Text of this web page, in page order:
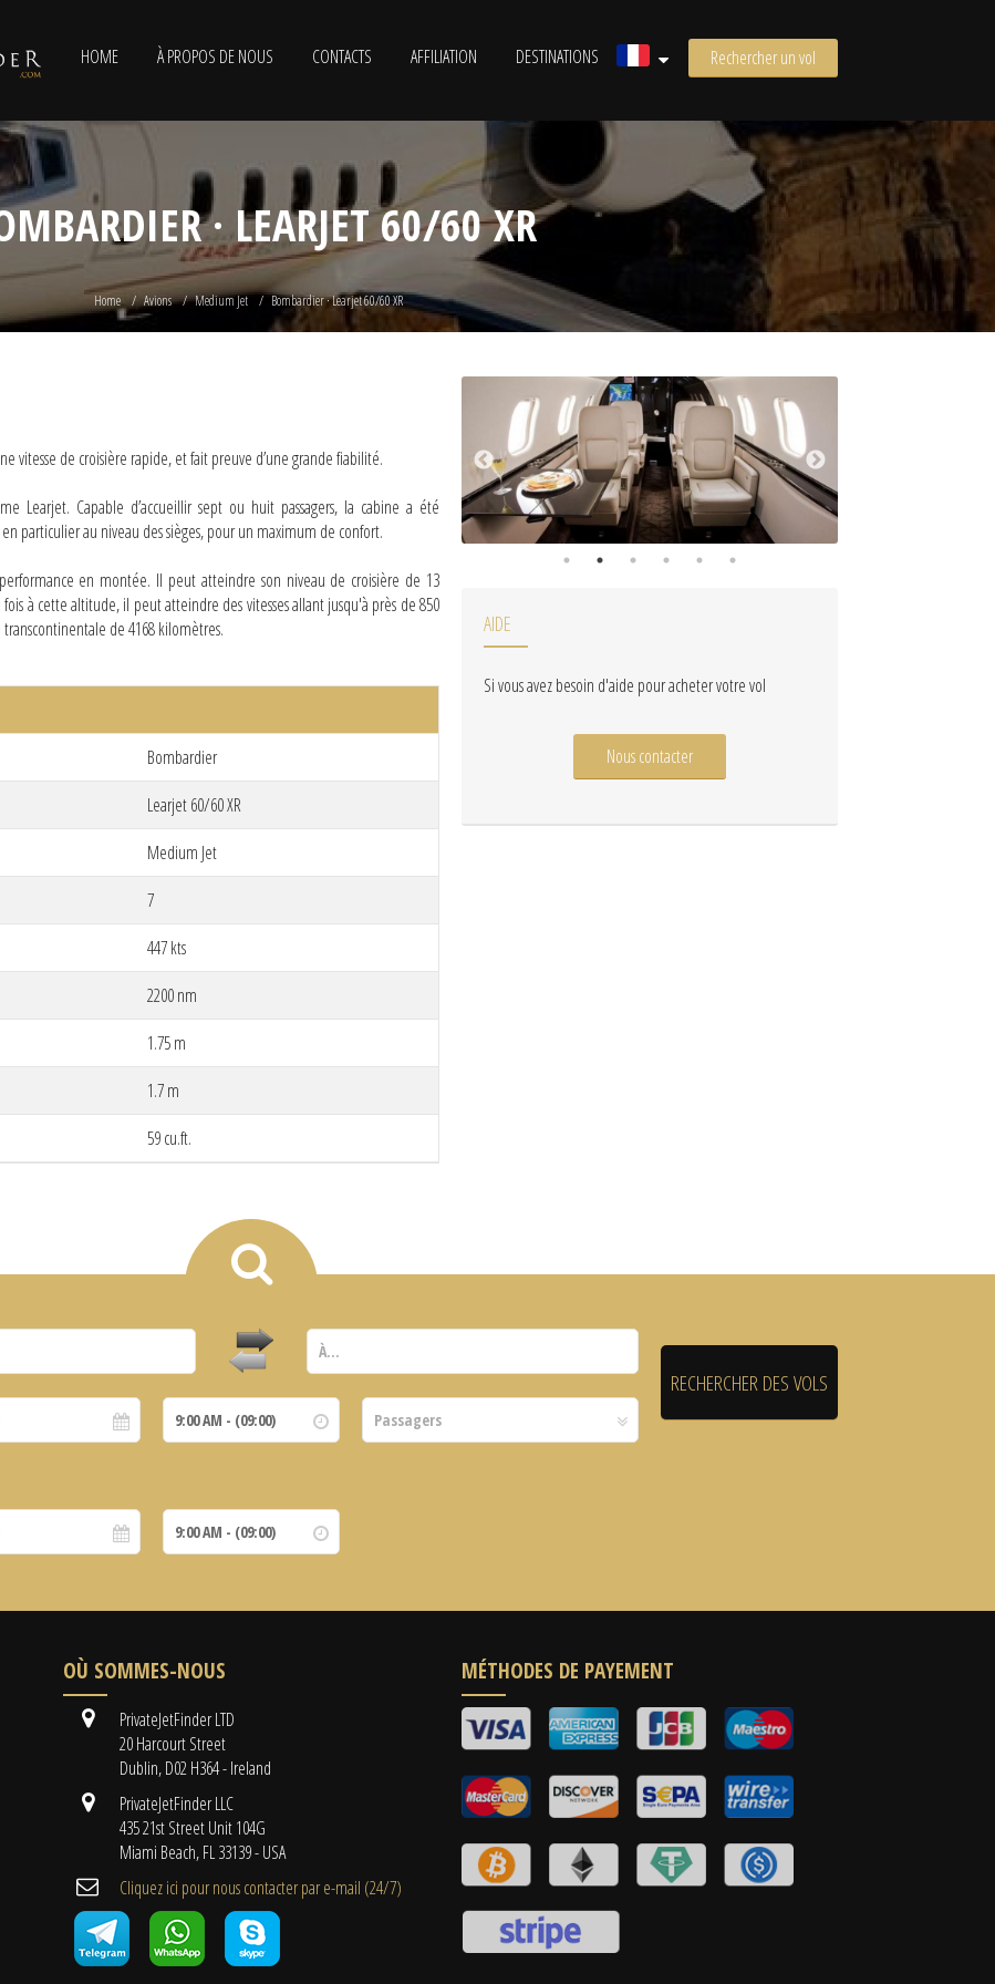
HOME À PROPOS DE NOUS CONTACTS AFFILIATION DESTINATIONS Rechercher un vol
· LEARJET 60/60 XR
Home Avions Medium Jet Bombardier · Learjet 60/60 XR
vitesse de croisière rapide, et fait preuve d’une grande fiabilité.
Learjet. Capable d’accueillir sept ou huit passagers, la cabine a été
particulier au niveau des sièges, pour un maximum de confort.
en montée. Il peut atteindre son niveau de croisière de 13
à cette altitude, il peut atteindre des vitesses allant jusqu'à près de 850
de 4168 kilomètres.
Bombardier
Learjet 60/60 XR
Medium Jet
7
447 kts
2200 nm
1.75 m
1.7 m
59 cu.ft.
AIDE
Si vous avez besoin d'aide pour acheter votre vol
Nous contacter
OÙ SOMMES-NOUS
PrivateJetFinder LTD
20 Harcourt Street
Dublin, D02 H364 - Ireland
PrivateJetFinder LLC
435 21st Street Unit 104G
Miami Beach, FL 33139 - USA
Cliquez ici pour nous contacter par e-mail (24/7)
MÉTHODES DE PAYEMENT